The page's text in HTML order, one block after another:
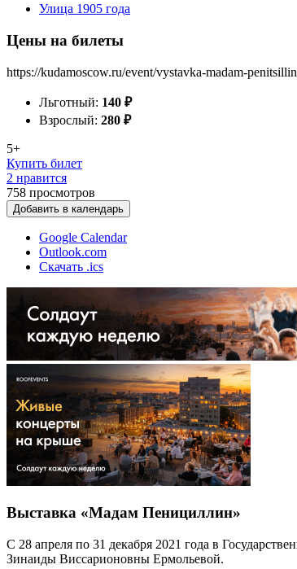
Улица 1905 года
Цены на билеты
https://kudamoscow.ru/event/vystavka-madam-
Льготный: 140 ₽
Взрослый: 280 ₽
5+
Купить билет
2 нравится
758 просмотров
Добавить в календарь
Google Calendar
Outlook.com
Скачать .ics
Выставка «Мадам Пенициллин»
С 28 апреля по 31 декабря 2021 года в
Зинаиды Виссарионовны Ермольевой.